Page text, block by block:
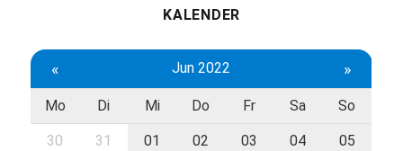
KALENDER
« Jun 2022 »
Mo Di Mi Do Fr Sa So
30 31 01 02 03 04 05